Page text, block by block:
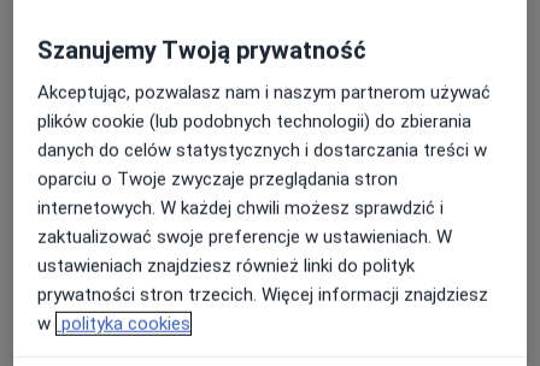
Pre- and post-operative rehabilitation
Painful or unattractive scars
Persistent injuries
Guidance on starting physical activity safely
Let's work together to restore your full mobility and
quality of life! I speak English.
więcejO mnie
Zakres porad
Szanujemy Twoją prywatność
Akceptując, pozwalasz nam i naszym partnerom używać
plików cookie (lub podobnych technologii) do zbierania
danych do celów statystycznych i dostarczania treści w
oparciu o Twoje zwyczaje przeglądania stron
internetowych. W każdej chwili możesz sprawdzić i
zaktualizować swoje preferencje w ustawieniach. W
ustawieniach znajdziesz również linki do polityk
prywatności stron trzecich. Więcej informacji znajdziesz
w polityka cookies